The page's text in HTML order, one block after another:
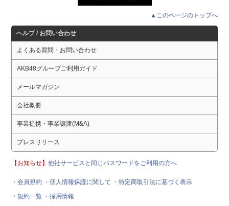
▲このページのトップへ
ヘルプ / お問い合わせ
よくある質問・お問い合わせ
AKB48グループご利用ガイド
メールマガジン
会社概要
事業提携・事業譲渡(M&A)
プレスリリース
【お知らせ】他社サービスと同じパスワードをご利用の方へ
・会員規約 ・個人情報保護に関して
・特定商取引法に基づく表示
・規約一覧 ・採用情報